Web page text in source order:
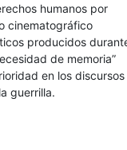
humanos por
cinematográfico
producidos
de memoria”
en los discursos
guerrilla.